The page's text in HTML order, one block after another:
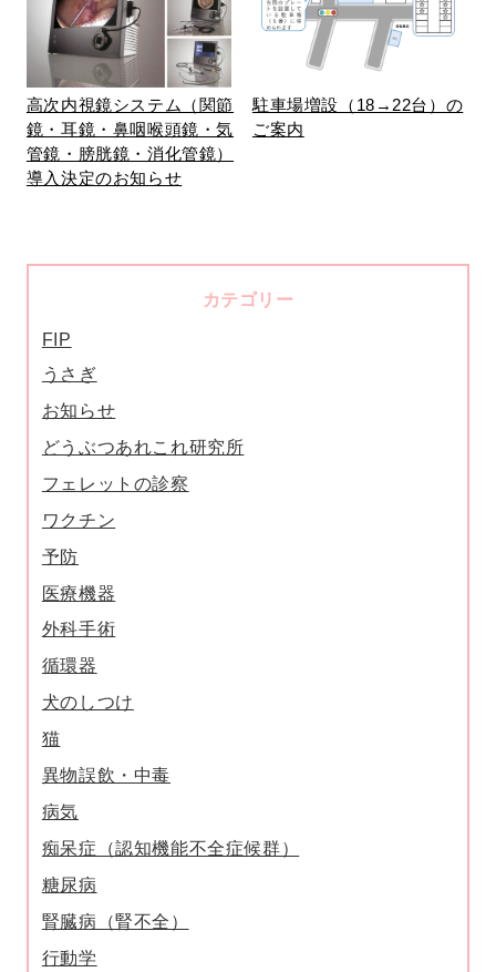
高次内視鏡システム（関節
鏡・耳鏡・鼻咽喉頭鏡・気
管鏡・膀胱鏡・消化管鏡）
導入決定のお知らせ
駐車場増設（18→22台）の
ご案内
カテゴリー
FIP
うさぎ
お知らせ
どうぶつあれこれ研究所
フェレットの診察
ワクチン
予防
医療機器
外科手術
循環器
犬のしつけ
猫
異物誤飲・中毒
病気
痴呆症（認知機能不全症候群）
糖尿病
腎臓病（腎不全）
行動学